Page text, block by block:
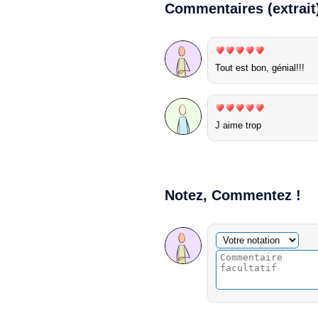
Commentaires
Tout est bon, génial!!!
J aime trop
Notez, Commentez !
Commentaire facultatif
Votre notation